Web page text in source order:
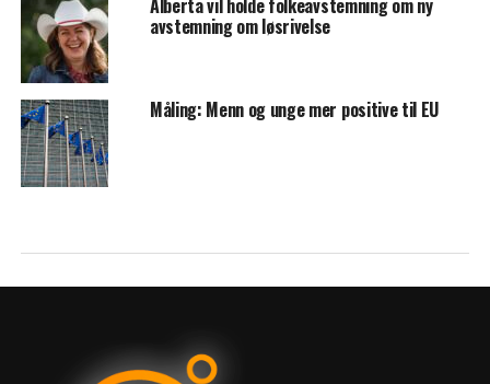
Alberta vil holde folkeavstemning om ny
avstemning om løsrivelse
Måling: Menn og unge mer positive til EU